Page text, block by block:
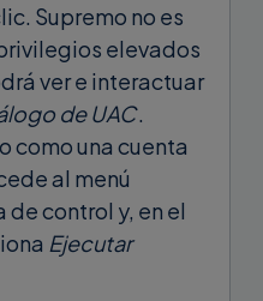
Supremo no es
elevados
ver e interactuar
de UAC.
como una cuenta
al menú
de control y, en el
Ejecutar